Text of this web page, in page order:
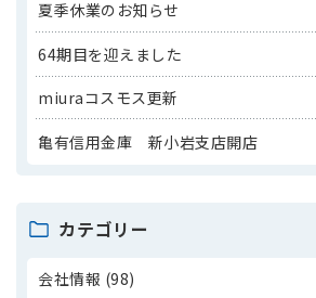
夏季休業のお知らせ
64期目を迎えました
miuraコスモス更新
亀有信用金庫 新小岩支店開店
カテゴリー
会社情報 (98)